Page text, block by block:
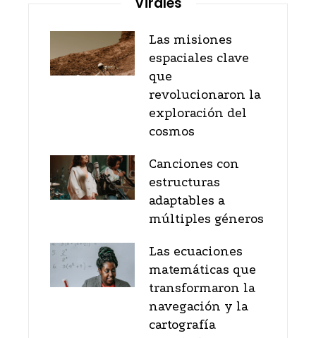
Las misiones
espaciales clave
que
revolucionaron la
exploración del
cosmos
Canciones con
estructuras
adaptables a
múltiples géneros
Las ecuaciones
matemáticas que
transformaron la
navegación y la
cartografía